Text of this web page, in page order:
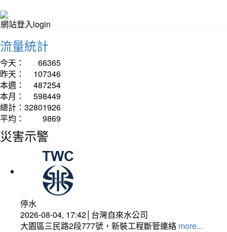
網站登入login
流量統計
今天：
66365
昨天：
107346
本週：
487254
本月：
598449
總計： 32801926
平均：
9869
災害示警
停水
2026-08-04, 17:42│台灣自來水公司
大園區三民路2段777號，新裝工程斷管連絡 more...